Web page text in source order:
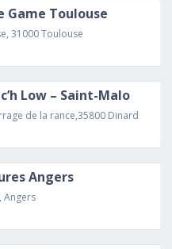
Game Toulouse
31000 Toulouse
Low – Saint-Malo
de la rance,35800 Dinard
Angers
Angers